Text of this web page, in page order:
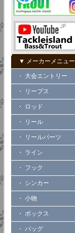
▼ メーカーメニュー
・ 大会エントリー
・ リープス
・ ロッド
・ リール
・ リールパーツ
・ ライン
・ フック
・ シンカー
・ 小物
・ ボックス
・ バッグ